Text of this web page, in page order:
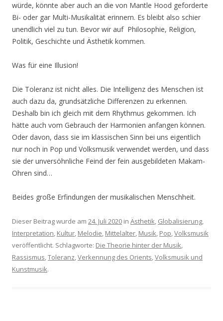
würde, könnte aber auch an die von Mantle Hood geforderte
Bi- oder gar Multi-Musikalität erinnern. Es bleibt also schier
unendlich viel zu tun. Bevor wir auf Philosophie, Religion,
Politik, Geschichte und Ästhetik kommen.
Was für eine Illusion!
Die Toleranz ist nicht alles. Die Intelligenz des Menschen ist
auch dazu da, grundsätzliche Differenzen zu erkennen.
Deshalb bin ich gleich mit dem Rhythmus gekommen. Ich
hätte auch vom Gebrauch der Harmonien anfangen können.
Oder davon, dass sie im klassischen Sinn bei uns eigentlich
nur noch in Pop und Volksmusik verwendet werden, und dass
sie der unversöhnliche Feind der fein ausgebildeten Makam-
Ohren sind…
Beides große Erfindungen der musikalischen Menschheit.
Dieser Beitrag wurde am 24. Juli 2020 in Ästhetik, Globalisierung,
Interpretation, Kultur, Melodie, Mittelalter, Musik, Pop,Volksmusik
veröffentlicht. Schlagworte: Die Theorie hinter der Musik,
Rassismus,Toleranz,Verkennung des Orients,Volksmusik und
Kunstmusik.